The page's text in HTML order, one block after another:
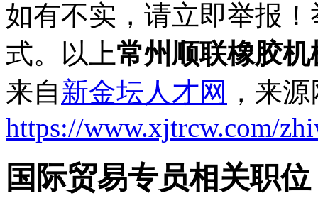
如有不实，请立即举报
式。以上常州顺联橡胶
来自新金坛人才网 ，来
https://www.xjtrcw.com/
国际贸易专员相关职位